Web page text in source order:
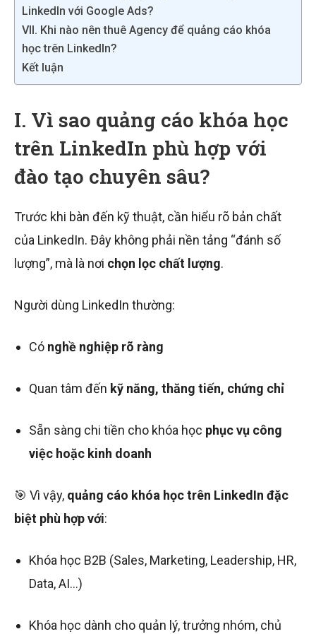
LinkedIn với Google Ads?
VII. Khi nào nên thuê Agency để quảng cáo khóa
học trên LinkedIn?
Kết luận
I. Vì sao quảng cáo khóa học
trên LinkedIn phù hợp với
đào tạo chuyên sâu?
Trước khi bàn đến kỹ thuật, cần hiểu rõ bản chất
của LinkedIn. Đây không phải nền tảng “đánh số
lượng”, mà là nơi chọn lọc chất lượng.
Người dùng LinkedIn thường:
Có nghề nghiệp rõ ràng
Quan tâm đến kỹ năng, thăng tiến, chứng chỉ
Sẵn sàng chi tiền cho khóa học phục vụ công
việc hoặc kinh doanh
🎯 Vì vậy, quảng cáo khóa học trên LinkedIn đặc
biệt phù hợp với:
Khóa học B2B (Sales, Marketing, Leadership, HR,
Data, AI…)
Khóa học dành cho quản lý, trưởng nhóm, chủ